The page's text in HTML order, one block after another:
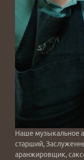
Наше музыкальное
старший,
аранжировщик,